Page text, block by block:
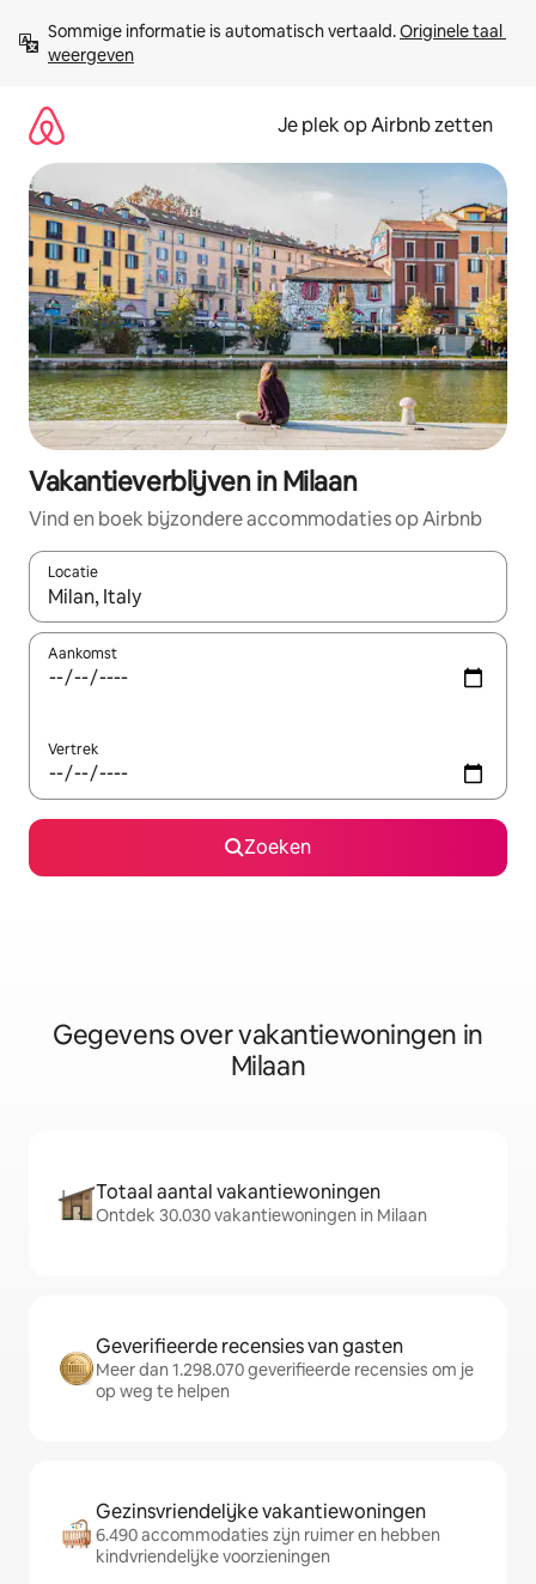
direct
naar
Sommige informatie is automatisch vertaald. Originele taal
weergeven
Je plek op Airbnb zetten
Vakantieverblijven in Milaan
Vind en boek bijzondere accommodaties op Airbnb
Locatie
Wanneer er resultaten beschikbaar zijn, maak je een keuze
Aankomst
Vertrek
Zoeken
Gegevens over vakantiewoningen in
Milaan
Totaal aantal vakantiewoningen
Ontdek 30.030 vakantiewoningen in Milaan
Geverifieerde recensies van gasten
Meer dan 1.298.070 geverifieerde recensies om je
op weg te helpen
Gezinsvriendelijke vakantiewoningen
6.490 accommodaties zijn ruimer en hebben
kindvriendelijke voorzieningen